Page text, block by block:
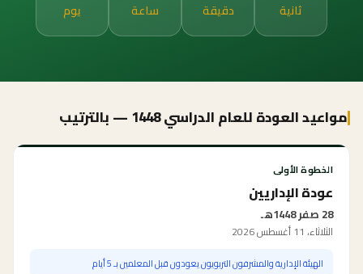
ثانية دقيقة ساعة يوم
مواعيد العودة للعام الدراسي 1448 — بالترتيب
الخطوة الأولى
عودة الإداريين
28 صفر 1448هـ
الثلاثاء، 11 أغسطس 2026
الهيئة الإدارية والمشرفون التربويون يعودون قبل المعلمين بـ 5 أيام